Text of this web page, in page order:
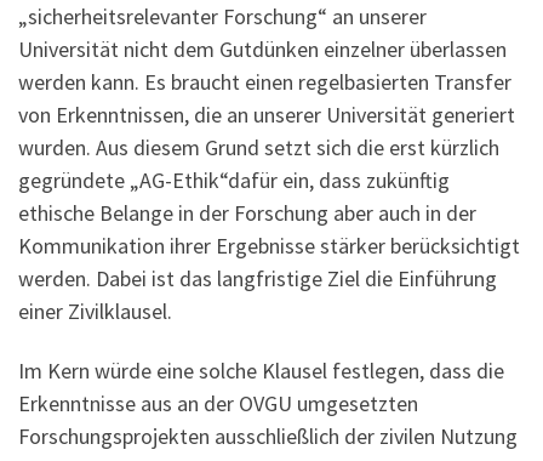
„sicherheitsrelevanter Forschung“ an unserer
Universität nicht dem Gutdünken einzelner überlassen
werden kann. Es braucht einen regelbasierten Transfer
von Erkenntnissen, die an unserer Universität generiert
wurden. Aus diesem Grund setzt sich die erst kürzlich
gegründete „AG-Ethik“dafür ein, dass zukünftig
ethische Belange in der Forschung aber auch in der
Kommunikation ihrer Ergebnisse stärker berücksichtigt
werden. Dabei ist das langfristige Ziel die Einführung
einer Zivilklausel.
Im Kern würde eine solche Klausel festlegen, dass die
Erkenntnisse aus an der OVGU umgesetzten
Forschungsprojekten ausschließlich der zivilen Nutzung